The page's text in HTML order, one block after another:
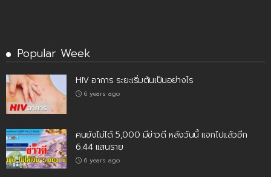
Popular Week
HIV อาการ ระยะเริ่มต้นเป็นอย่างไร
6 years ago
คนยังไม่ได้ 5,000 มีข่าวดี หลังวันนี้ แจกไปแล้วอีก
6.44 แสนราย
6 years ago